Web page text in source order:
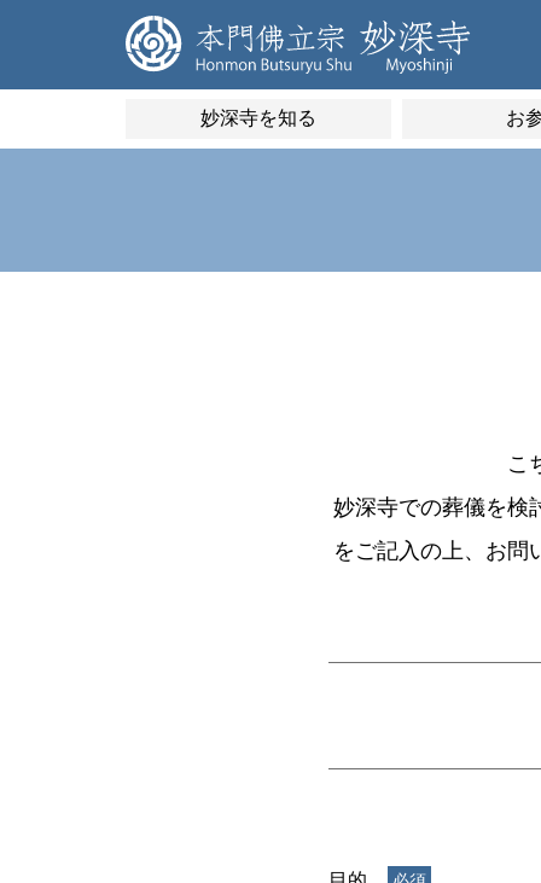
妙深寺を知る お
こ
妙深寺での葬儀を検
をご記入の上、お問